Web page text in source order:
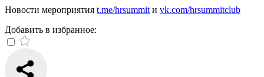
Новости мероприятия t.me/hrsummit и vk.com/hrsummitclub
Добавить в избранное: